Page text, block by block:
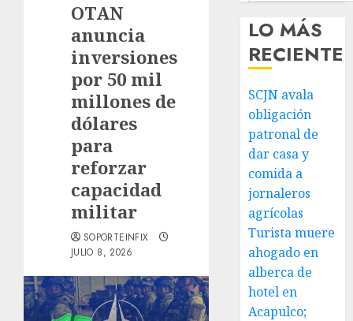
OTAN
anuncia
inversiones
por 50 mil
millones de
dólares
para
reforzar
capacidad
militar
SOPORTEINFIX
JULIO 8, 2026
LO MÁS
RECIENTE
SCJN avala
obligación
patronal de
dar casa y
comida a
jornaleros
agrícolas
Turista muere
ahogado en
alberca de
hotel en
Acapulco;